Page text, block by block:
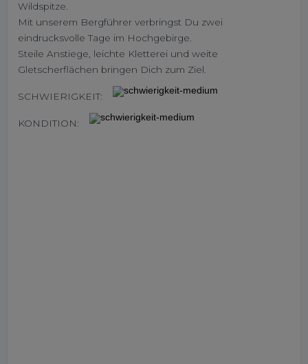
Wildspitze.
Mit unserem Bergführer verbringst Du zwei
eindrucksvolle Tage im Hochgebirge.
Steile Anstiege, leichte Kletterei und weite
Gletscherflächen bringen Dich zum Ziel.
SCHWIERIGKEIT:
KONDITION: